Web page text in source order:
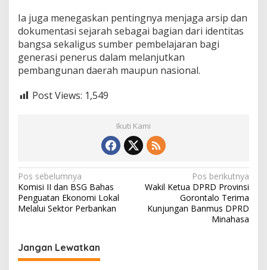
Ia juga menegaskan pentingnya menjaga arsip dan
dokumentasi sejarah sebagai bagian dari identitas
bangsa sekaligus sumber pembelajaran bagi
generasi penerus dalam melanjutkan
pembangunan daerah maupun nasional.
Post Views: 1,549
Ikuti Kami
N
a
v
g
a
Pos sebelumnya
Komisi II dan BSG Bahas
Penguatan Ekonomi Lokal
Melalui Sektor Perbankan
Pos berikutnya
Wakil Ketua DPRD Provinsi
Gorontalo Terima
Kunjungan Banmus DPRD
Minahasa
Jangan Lewatkan